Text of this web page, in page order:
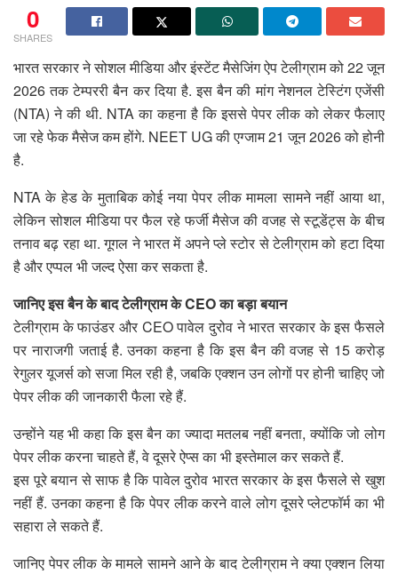
0
SHARES
भारत सरकार ने सोशल मीडिया और इंस्टेंट मैसेजिंग ऐप टेलीग्राम को 22 जून
2026 तक टेम्पररी बैन कर दिया है. इस बैन की मांग नेशनल टेस्टिंग एजेंसी
(NTA) ने की थी. NTA का कहना है कि इससे पेपर लीक को लेकर फैलाए
जा रहे फेक मैसेज कम होंगे. NEET UG की एग्जाम 21 जून 2026 को होनी
है.
NTA के हेड के मुताबिक कोई नया पेपर लीक मामला सामने नहीं आया था,
लेकिन सोशल मीडिया पर फैल रहे फर्जी मैसेज की वजह से स्टूडेंट्स के बीच
तनाव बढ़ रहा था. गूगल ने भारत में अपने प्ले स्टोर से टेलीग्राम को हटा दिया
है और एप्पल भी जल्द ऐसा कर सकता है.
जानिए इस बैन के बाद टेलीग्राम के CEO का बड़ा बयान
टेलीग्राम के फाउंडर और CEO पावेल दुरोव ने भारत सरकार के इस फैसले
पर नाराजगी जताई है. उनका कहना है कि इस बैन की वजह से 15 करोड़
रेगुलर यूजर्स को सजा मिल रही है, जबकि एक्शन उन लोगों पर होनी चाहिए जो
पेपर लीक की जानकारी फैला रहे हैं.
उन्होंने यह भी कहा कि इस बैन का ज्यादा मतलब नहीं बनता, क्योंकि जो लोग
पेपर लीक करना चाहते हैं, वे दूसरे ऐप्स का भी इस्तेमाल कर सकते हैं.
इस पूरे बयान से साफ है कि पावेल दुरोव भारत सरकार के इस फैसले से खुश
नहीं हैं. उनका कहना है कि पेपर लीक करने वाले लोग दूसरे प्लेटफॉर्म का भी
सहारा ले सकते हैं.
जानिए पेपर लीक के मामले सामने आने के बाद टेलीग्राम ने क्या एक्शन लिया